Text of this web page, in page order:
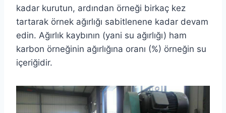
kadar kurutun, ardından örneği birkaç kez
tartarak örnek ağırlığı sabitlenene kadar devam
edin. Ağırlık kaybının (yani su ağırlığı) ham
karbon örneğinin ağırlığına oranı (%) örneğin su
içeriğidir.